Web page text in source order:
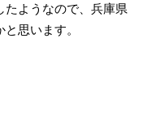
たようなので、兵庫県
思います。